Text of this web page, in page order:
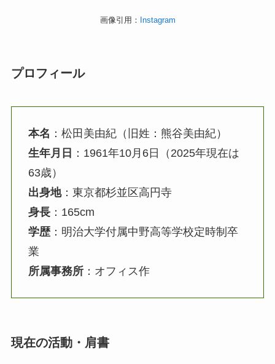
画像引用： Instagram
プロフィール
本名 ：松田美由紀（旧姓：熊谷美由紀）
生年月日 ：1961年10月6日（2025年現在は
63歳）
出身地：東京都杉並区高円寺
身長：165cm
学歴：明治大学付属中野高等学校定時制卒
業
所属事務所：オフィス作
現在の活動・肩書